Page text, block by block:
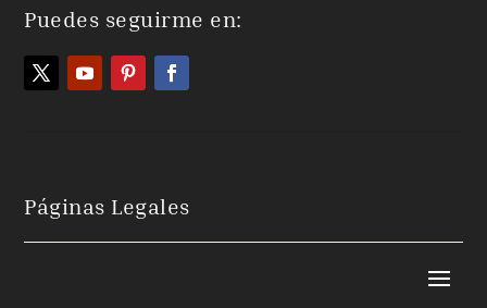
Puedes seguirme en:
Páginas Legales